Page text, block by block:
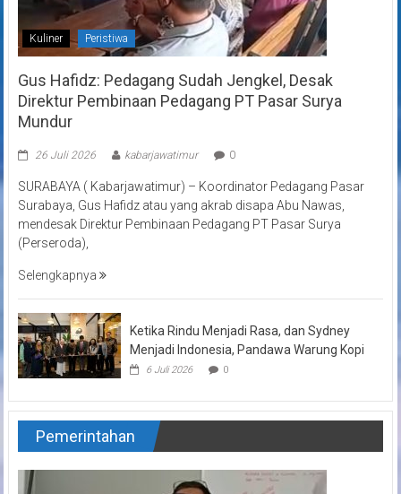
Kuliner Peristiwa
Gus Hafidz: Pedagang Sudah Jengkel, Desak
Direktur Pembinaan Pedagang PT Pasar Surya
Mundur
26 Juli 2026 kabarjawatimur 0
SURABAYA ( Kabarjawatimur) – Koordinator Pedagang Pasar
Surabaya, Gus Hafidz atau yang akrab disapa Abu Nawas,
mendesak Direktur Pembinaan Pedagang PT Pasar Surya
(Perseroda),
Selengkapnya
Ketika Rindu Menjadi Rasa, dan Sydney
Menjadi Indonesia, Pandawa Warung Kopi
6 Juli 2026 0
Pemerintahan